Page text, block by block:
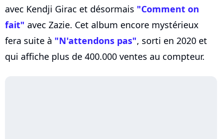
avec Kendji Girac et désormais "Comment on
fait" avec Zazie. Cet album encore mystérieux
fera suite à "N'attendons pas", sorti en 2020 et
qui affiche plus de 400.000 ventes au compteur.